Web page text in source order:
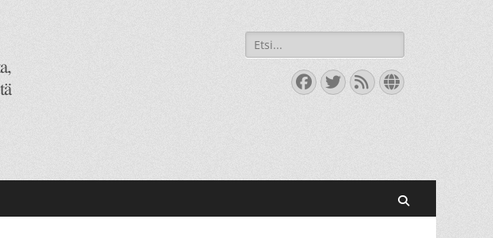
Search
for:
Facebook
Twitter
FeedWebsite